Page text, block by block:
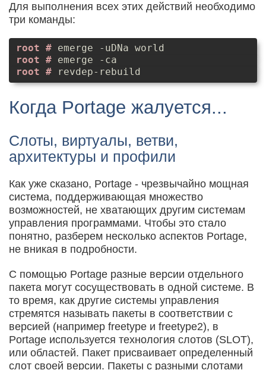
Для выполнения всех этих действий необходимо
три команды:
emerge -uDNa world
emerge -ca
revdep-rebuild
Когда Portage жалуется...
Слоты, виртуалы, ветви,
архитектуры и профили
Как уже сказано, Portage - чрезвычайно мощная
система, поддерживающая множество
возможностей, не хватающих другим системам
управления программами. Чтобы это стало
понятно, разберем несколько аспектов Portage,
не вникая в подробности.
С помощью Portage разные версии отдельного
пакета могут сосуществовать в одной системе. В
то время, как другие системы управления
стремятся называть пакеты в соответствии с
версией (например freetype и freetype2), в
Portage используется технология слотов (SLOT),
или областей. Пакет присваивает определенный
слот своей версии. Пакеты с разными слотами